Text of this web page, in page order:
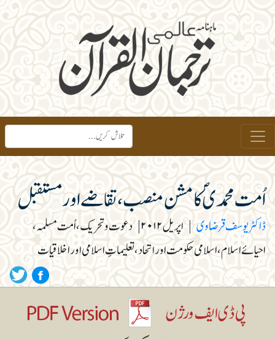
اُمت محمدیؐ کا مشن منصب، تقاضے اور مستقبل
ڈاکٹر یوسف قرضاوی | اپریل ۲۰۱۲ | دعوت و تحریک، اُمت مسلمہ،
احیائے اسلام، اسلامی حکومت اور اتحاد، تعلیماتِ اسلامی اور اخلاقیات